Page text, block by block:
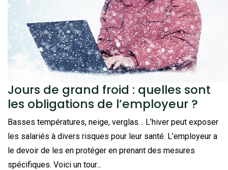
Jours de grand froid : quelles sont
les obligations de l’employeur ?
Basses températures, neige, verglas… L’hiver peut exposer
les salariés à divers risques pour leur santé. L’employeur a
le devoir de les en protéger en prenant des mesures
spécifiques. Voici un tour...